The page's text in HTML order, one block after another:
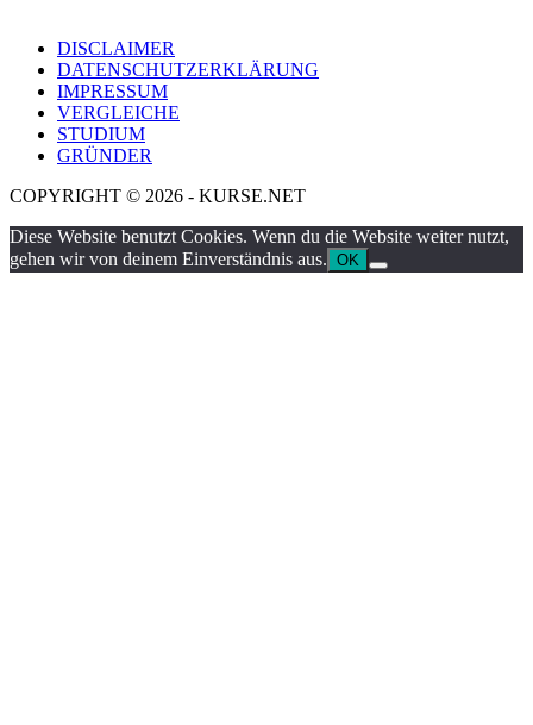
DISCLAIMER
DATENSCHUTZERKLÄRUNG
IMPRESSUM
VERGLEICHE
STUDIUM
GRÜNDER
COPYRIGHT © 2026 - KURSE.NET
Diese Website benutzt Cookies. Wenn du die Website weiter nutzt,
gehen wir von deinem Einverständnis aus. OK